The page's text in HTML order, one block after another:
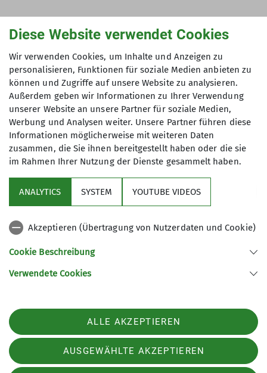
Jule Lesemann
jule.lesemann@davgoettingen.de
Diese Website verwendet Cookies
Wir verwenden Cookies, um Inhalte und Anzeigen zu
personalisieren, Funktionen für soziale Medien anbieten zu
können und Zugriffe auf unsere Website zu analysieren.
Außerdem geben wir Informationen zu Ihrer Verwendung
unserer Website an unsere Partner für soziale Medien,
Werbung und Analysen weiter. Unsere Partner führen diese
Informationen möglicherweise mit weiteren Daten
zusammen, die Sie ihnen bereitgestellt haben oder die sie
im Rahmen Ihrer Nutzung der Dienste gesammelt haben.
ANALYTICS SYSTEM YOUTUBE VIDEOS
Akzeptieren (Übertragung von Nutzerdaten und Cookie)
Cookie Beschreibung
Verwendete Cookies
ALLE AKZEPTIEREN
AUSGEWÄHLTE AKZEPTIEREN